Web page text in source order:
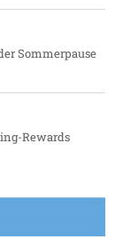
Sommerpause
Rewards